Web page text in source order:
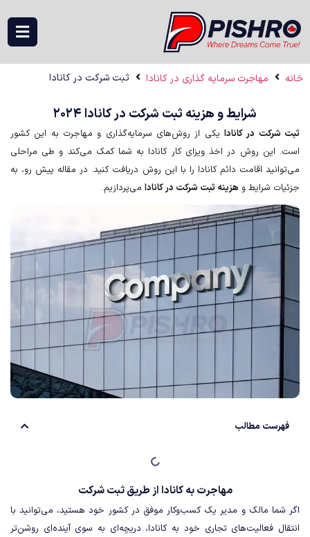
خانه مهاجرت سرمایه گذاری در کانادا ثبت شرکت در کانادا
شرایط و هزینه ثبت شرکت در کانادا ۲۰۲۴
ثبت شرکت در کانادا یکی از روش‌های سرمایه‌گذاری و مهاجرت به این کشور
است. این روش در اخذ ویزای کار کانادا به شما کمک می‌کند و طی مراحلی
می‌توانید اقامت دائم کانادا را با این روش دریافت کنید. در مقاله پیش رو، به
جزئیات شرایط و هزینه ثبت شرکت در کانادا می‌پردازیم.
فهرست مطالب
مهاجرت به کانادا از طریق ثبت شرکت
اگر شما مالک و مدیر یک کسب‌وکار موفق در کشور خود هستید، می‌توانید با
انتقال فعالیت‌های تجاری خود به کانادا، دریچه‌ای به سوی آینده‌ای روشن‌تر